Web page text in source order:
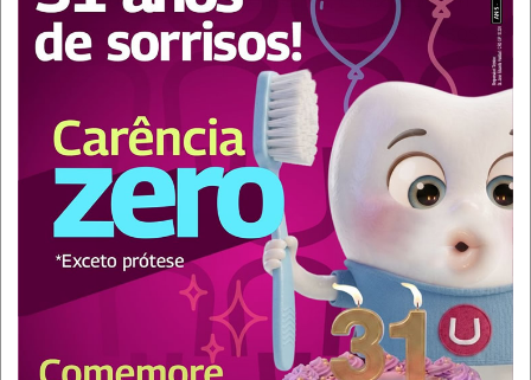
descontos exclusivos oferecidos pelos nossos
parceiros.